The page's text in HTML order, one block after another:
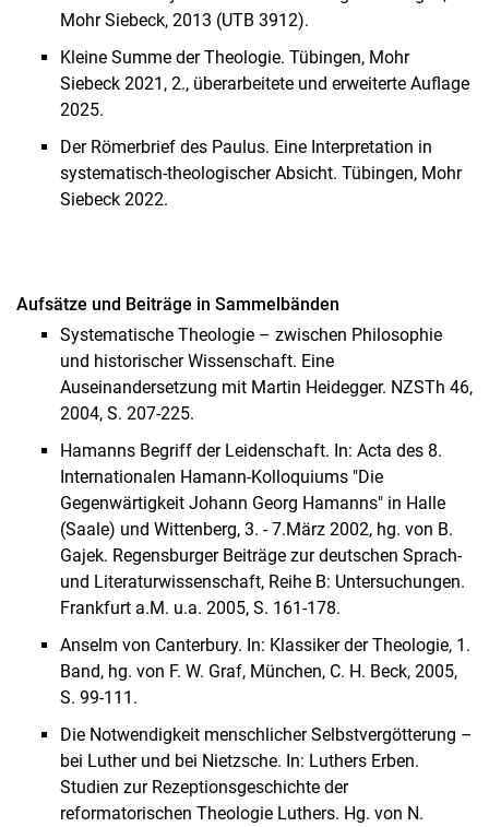
Mohr Siebeck, 2013 (UTB 3912).
Kleine Summe der Theologie. Tübingen, Mohr
Siebeck 2021, 2., überarbeitete und erweiterte Auflage
2025.
Der Römerbrief des Paulus. Eine Interpretation in
systematisch-theologischer Absicht. Tübingen, Mohr
Siebeck 2022.
Auf­sät­ze und Bei­trä­ge in Sam­mel­bän­den
Systematische Theologie – zwischen Philosophie
und historischer Wissenschaft. Eine
Auseinandersetzung mit Martin Heidegger. NZSTh 46,
2004, S. 207-225.
Hamanns Begriff der Leidenschaft. In: Acta des 8.
Internationalen Hamann-Kolloquiums "Die
Gegenwärtigkeit Johann Georg Hamanns" in Halle
(Saale) und Wittenberg, 3. - 7.März 2002, hg. von B.
Gajek. Regensburger Beiträge zur deutschen Sprach-
und Literaturwissenschaft, Reihe B: Untersuchungen.
Frankfurt a.M. u.a. 2005, S. 161-178.
Anselm von Canterbury. In: Klassiker der Theologie, 1.
Band, hg. von F. W. Graf, München, C. H. Beck, 2005,
S. 99-111.
Die Notwendigkeit menschlicher Selbstvergötterung –
bei Luther und bei Nietzsche. In: Luthers Erben.
Studien zur Rezeptionsgeschichte der
reformatorischen Theologie Luthers. Hg. von N.